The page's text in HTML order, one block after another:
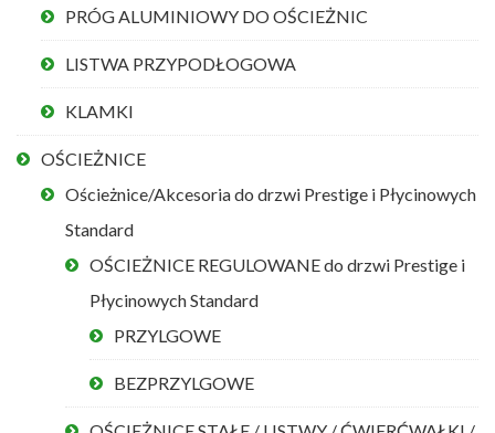
PRÓG ALUMINIOWY DO OŚCIEŻNIC
LISTWA PRZYPODŁOGOWA
KLAMKI
OŚCIEŻNICE
Ościeżnice/Akcesoria do drzwi Prestige i Płycinowych
Standard
OŚCIEŻNICE REGULOWANE do drzwi Prestige i
Płycinowych Standard
PRZYLGOWE
BEZPRZYLGOWE